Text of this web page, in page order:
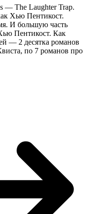
— The Laughter Trap.
Хью Пентикост.
И большую часть
Пентикост. Как
— 2 десятка романов
по 7 романов про